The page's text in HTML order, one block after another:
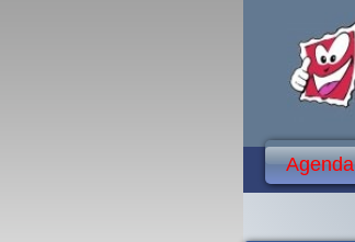
Agenda